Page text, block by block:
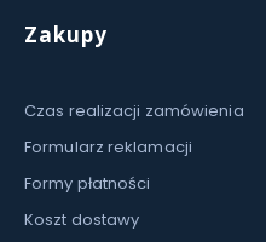
Linki w stopce
Zakupy
Czas realizacji zamówienia
Formularz reklamacji
Formy płatności
Koszt dostawy